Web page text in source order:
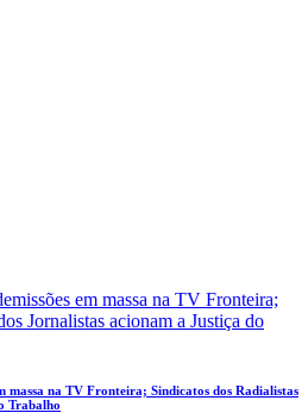
massa na TV Fronteira; Sindicatos dos Radialistas
Trabalho